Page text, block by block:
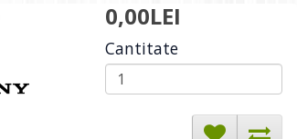
0,00LEI
Cantitate